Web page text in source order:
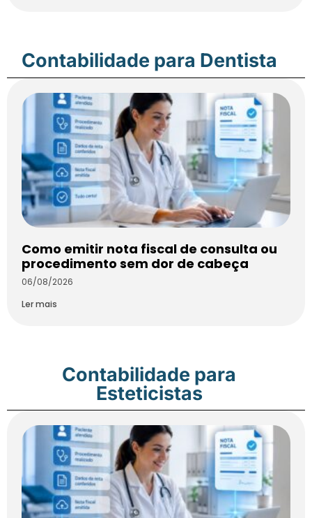
Contabilidade para Dentista
Como emitir nota fiscal de consulta ou
procedimento sem dor de cabeça
06/08/2026
Ler mais
Contabilidade para
Esteticistas